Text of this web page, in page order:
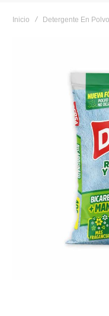
Inicio Detergente En